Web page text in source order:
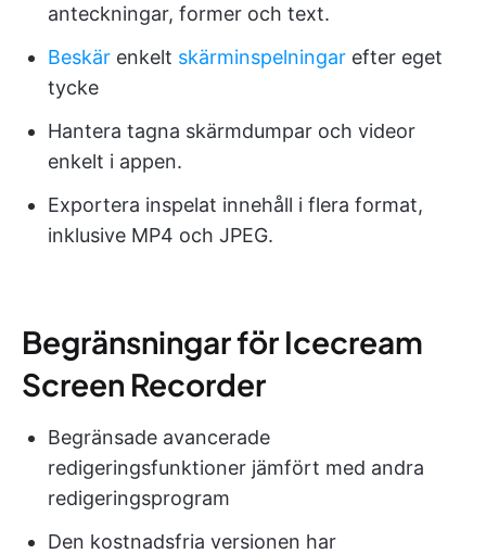
anteckningar, former och text.
Beskär enkelt skärminspelningar efter eget
tycke
Hantera tagna skärmdumpar och videor
enkelt i appen.
Exportera inspelat innehåll i flera format,
inklusive MP4 och JPEG.
Begränsningar för Icecream
Screen Recorder
Begränsade avancerade
redigeringsfunktioner jämfört med andra
redigeringsprogram
Den kostnadsfria versionen har